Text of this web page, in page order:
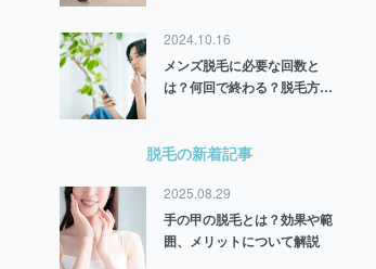
2024.10.16
メンズ脱毛に必要な回数と
は？何回で終わる？脱毛方法
脱毛の新着記事
2025.08.29
手の甲の脱毛とは？効果や範
囲、メリットについて解説